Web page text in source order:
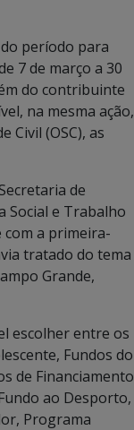
período para
7 de março a 30
do contribuinte
na mesma ação,
Civil (OSC), as
de
Social e Trabalho
com a primeira-
tratado do tema
Grande,
escolher entre os
Fundos do
de Financiamento
ao Desporto,
Programa